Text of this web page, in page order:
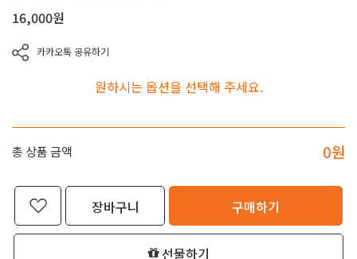
16,000원
카카오톡 공유하기
원하시는 옵션을 선택해 주세요.
총 상품 금액 0원
장바구니 구매하기
선물하기